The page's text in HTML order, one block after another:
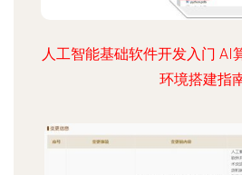
人工智能基础软件开发入门 AI
环境搭建指